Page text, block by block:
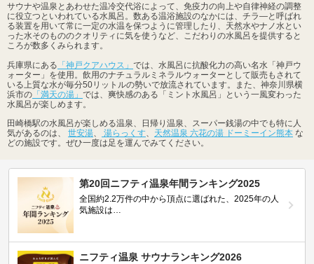
サウナや温泉とあわせた温冷交代浴によって、免疫力の向上や自律神経の調整
に役立つといわれている水風呂。数ある温浴施設のなかには、チラ―と呼ばれ
る装置を用いて常に一定の水温を保つように管理したり、天然水やナノ水とい
った水そのもののクオリティに気を使うなど、こだわりの水風呂を提供すると
ころが数多くみられます。
兵庫県にある 「神戸クアハウス」 では、水風呂に抗酸化力の高い名水「神戸ウ
ォーター」を使用。飲用のナチュラルミネラルウォーターとして販売もされて
いる上質な水が毎分50リットルの勢いで放流されています。また、神奈川県横
浜市の 「満天の湯」 では、爽快感のある「ミント水風呂」という一風変わった
水風呂が楽しめます。
田崎橋駅の水風呂が楽しめる温泉、日帰り温泉、スーパー銭湯の中でも特に人
気があるのは、 世安湯 湯らっくす 天然温泉 六花の湯 ドーミーイン熊本 な
どの施設です。ぜひ一度は足を運んでみてください。
第20回ニフティ温泉年間ランキング2025
全国約2.2万件の中から頂点に選ばれた、2025年の人
気施設は…
ニフティ温泉 サウナランキング2026